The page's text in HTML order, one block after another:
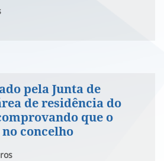
pela Junta de
de residência do
que o
concelho